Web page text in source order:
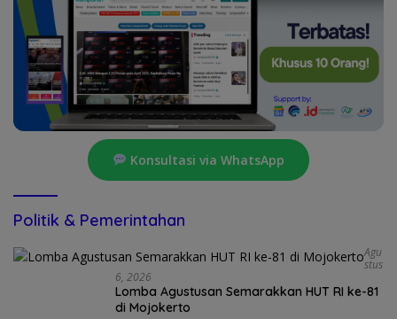
Konsultasi via WhatsApp
Politik & Pemerintahan
Agu
Stus
6, 2026
Lomba Agustusan Semarakkan HUT RI ke-81
di Mojokerto